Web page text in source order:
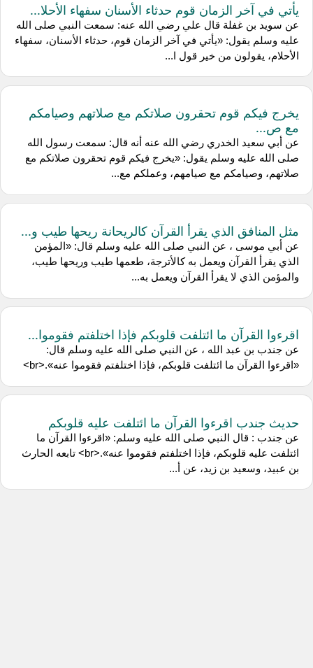
يأتي في آخر الزمان قوم حدثاء الأسنان سفهاء الأحلا...
عن ‌سويد بن غفلة قال ‌علي رضي الله عنه: سمعت النبي صلى الله
عليه وسلم يقول: «يأتي في آخر الزمان قوم، حدثاء الأسنان، سفهاء
الأحلام، يقولون من خير قول ا...
يخرج فيكم قوم تحقرون صلاتكم مع صلاتهم وصيامكم
مع ص...
عن ‌أبي سعيد الخدري رضي الله عنه أنه قال: سمعت رسول الله
صلى الله عليه وسلم يقول: «يخرج فيكم قوم تحقرون صلاتكم مع
صلاتهم، وصيامكم مع صيامهم، وعملكم مع...
مثل المنافق الذي يقرأ القرآن كالريحانة ريحها طيب و...
عن ‌أبي موسى ، عن النبي صلى الله عليه وسلم قال: «المؤمن
الذي يقرأ القرآن ويعمل به كالأترجة، طعمها طيب وريحها طيب،
والمؤمن الذي لا يقرأ القرآن ويعمل به...
اقرءوا القرآن ما ائتلفت قلوبكم فإذا اختلفتم فقوموا...
عن ‌جندب بن عبد الله ، عن النبي صلى الله عليه وسلم قال:
«اقرءوا القرآن ما ائتلفت قلوبكم، فإذا اختلفتم فقوموا عنه».<br>
حديث جندب اقرءوا القرآن ما ائتلفت عليه قلوبكم
عن ‌جندب : قال النبي صلى الله عليه وسلم: «اقرءوا القرآن ما
ائتلفت عليه قلوبكم، فإذا اختلفتم فقوموا عنه».<br> تابعه الحارث
بن عبيد، وسعيد بن زيد، عن أ...